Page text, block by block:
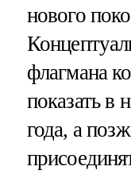
нового
флагмана
показать в
года, а